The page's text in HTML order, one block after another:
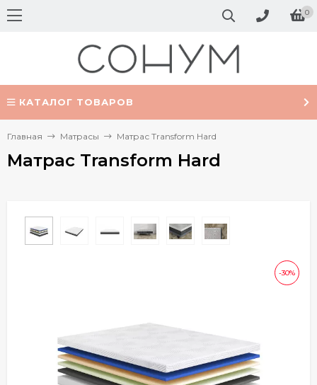
0
КАТАЛОГ ТОВАРОВ
Главная Матрасы Матрас Transform Hard
Матрас Transform Hard
-30%